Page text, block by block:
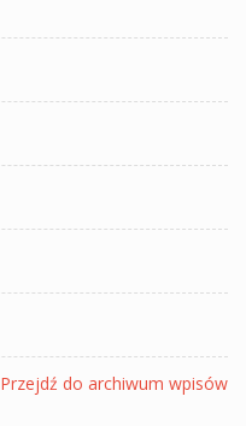
Przejdź do archiwum wpisów